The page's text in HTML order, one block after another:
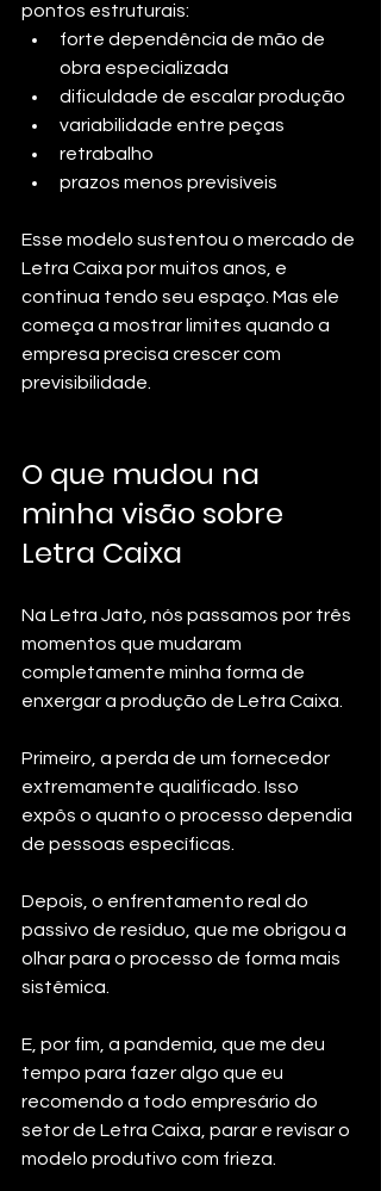
pontos estruturais:
forte dependência de mão de
obra especializada
dificuldade de escalar produção
variabilidade entre peças
retrabalho
prazos menos previsíveis
Esse modelo sustentou o mercado de
Letra Caixa por muitos anos, e
continua tendo seu espaço. Mas ele
começa a mostrar limites quando a
empresa precisa crescer com
previsibilidade.
O que mudou na
minha visão sobre
Letra Caixa
Na Letra Jato, nós passamos por três
momentos que mudaram
completamente minha forma de
enxergar a produção de Letra Caixa.
Primeiro, a perda de um fornecedor
extremamente qualificado. Isso
expôs o quanto o processo dependia
de pessoas específicas.
Depois, o enfrentamento real do
passivo de resíduo, que me obrigou a
olhar para o processo de forma mais
sistêmica.
E, por fim, a pandemia, que me deu
tempo para fazer algo que eu
recomendo a todo empresário do
setor de Letra Caixa, parar e revisar o
modelo produtivo com frieza.